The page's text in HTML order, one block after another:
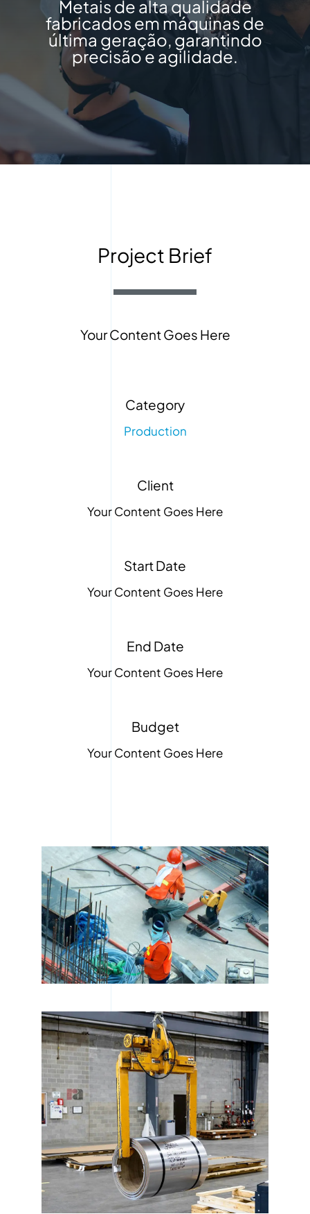
Metais de alta qualidade
fabricados em máquinas de
última geração, garantindo
precisão e agilidade.
Project Brief
Your Content Goes Here
Category
Production
Client
Your Content Goes Here
Start Date
Your Content Goes Here
End Date
Your Content Goes Here
Budget
Your Content Goes Here